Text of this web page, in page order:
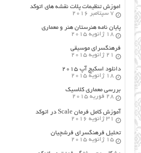
اموزش تنظیمات پلات نقشه های اتوکد
7 سپتامبر 2016
پایان نامه هنرستان هنر و معماري
18 ژانویه 2015
فرهنگسراي موسيقي
21 ژانویه 2015
دانلود اسکیچ آپ ۲۰۱۵
18 ژانویه 2015
بررسی معماری کلاسیک
28 فوریه 2015
آموزش کامل فرمان Scale در اتوکد
31 ژانویه 2016
تحلیل فرهنگسرای فرشچیان
15 ژانویه 2015